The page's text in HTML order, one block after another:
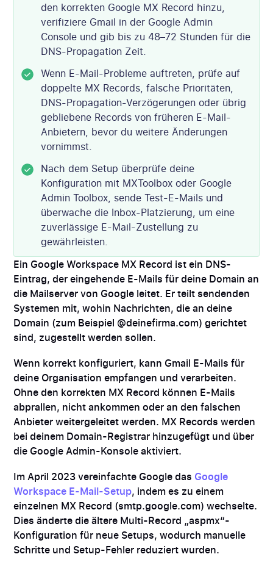
den korrekten Google MX Record hinzu,
verifiziere Gmail in der Google Admin
Console und gib bis zu 48–72 Stunden für die
DNS-Propagation Zeit.
Wenn E-Mail-Probleme auftreten, prüfe auf
doppelte MX Records, falsche Prioritäten,
DNS-Propagation-Verzögerungen oder übrig
gebliebene Records von früheren E-Mail-
Anbietern, bevor du weitere Änderungen
vornimmst.
Nach dem Setup überprüfe deine
Konfiguration mit MXToolbox oder Google
Admin Toolbox, sende Test-E-Mails und
überwache die Inbox-Platzierung, um eine
zuverlässige E-Mail-Zustellung zu
gewährleisten.
Ein Google Workspace MX Record ist ein DNS-
Eintrag, der eingehende E-Mails für deine Domain an
die Mailserver von Google leitet. Er teilt sendenden
Systemen mit, wohin Nachrichten, die an deine
Domain (zum Beispiel @deinefirma.com) gerichtet
sind, zugestellt werden sollen.
Wenn korrekt konfiguriert, kann Gmail E-Mails für
deine Organisation empfangen und verarbeiten.
Ohne den korrekten MX Record können E-Mails
abprallen, nicht ankommen oder an den falschen
Anbieter weitergeleitet werden. MX Records werden
bei deinem Domain-Registrar hinzugefügt und über
die Google Admin-Konsole aktiviert.
Im April 2023 vereinfachte Google das Google
Workspace E-Mail-Setup, indem es zu einem
einzelnen MX Record (smtp.google.com) wechselte.
Dies änderte die ältere Multi-Record „aspmx“-
Konfiguration für neue Setups, wodurch manuelle
Schritte und Setup-Fehler reduziert wurden.